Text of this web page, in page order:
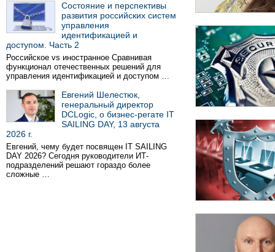
Состояние и перспективы
развития российских систем
управления
идентификацией и
доступом. Часть 2
Российское vs иностранное Сравнивая
функционал отечественных решений для
управления идентификацией и доступом …
Евгений Шелестюк,
генеральный директор
DCLogic, о бизнес-регате IT
SAILING DAY, 13 августа
2026 г.
Евгений, чему будет посвящен IT SAILING
DAY 2026? Сегодня руководители ИТ-
подразделений решают гораздо более
сложные …